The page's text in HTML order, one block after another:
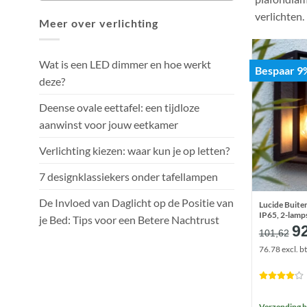
Meer over verlichting
Wat is een LED dimmer en hoe werkt
deze?
Deense ovale eettafel: een tijdloze
aanwinst voor jouw eetkamer
Verlichting kiezen: waar kun je op letten?
7 designklassiekers onder tafellampen
De Invloed van Daglicht op de Positie van
je Bed: Tips voor een Betere Nachtrust
verlichten.
Bespaar
Lucide
IP65, 2-
101,62
76.78 excl.